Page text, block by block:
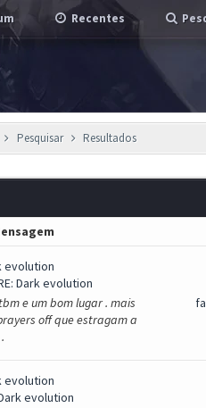
Recentes
Pesquisar Resultados
evolution
Dark evolution
e um bom lugar . mais
off que estragam a
evolution
evolution